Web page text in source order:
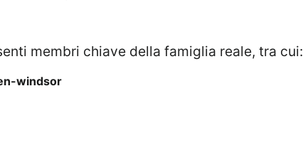
membri chiave della famiglia reale, tra cui:
windsor